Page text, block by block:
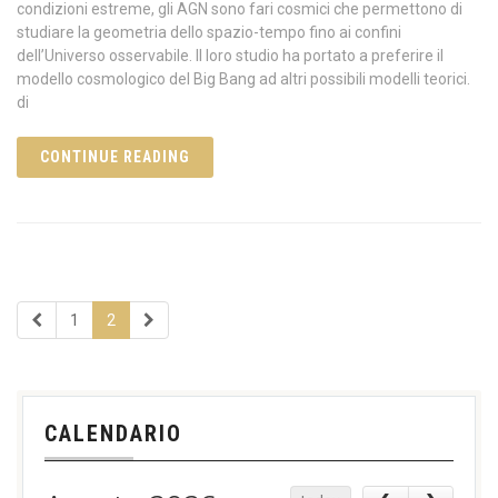
condizioni estreme, gli AGN sono fari cosmici che permettono di
studiare la geometria dello spazio-tempo fino ai confini
dell’Universo osservabile. Il loro studio ha portato a preferire il
modello cosmologico del Big Bang ad altri possibili modelli teorici.
di
CONTINUE READING
1 2
CALENDARIO